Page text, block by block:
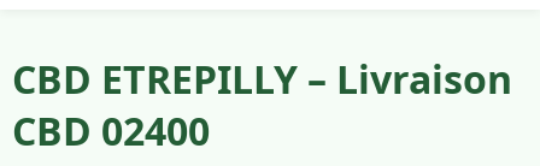
CBD ETREPILLY – Livraison
CBD 02400